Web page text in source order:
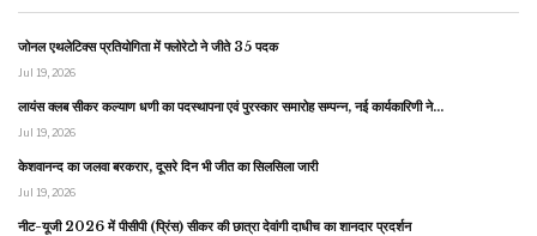
जोनल एथलेटिक्स प्रतियोगिता में फ्लोरेटो ने जीते 35 पदक
Jul 19, 2026
लायंस क्लब सीकर कल्याण धणी का पदस्थापना एवं पुरस्कार समारोह सम्पन्न, नई कार्यकारिणी ने…
Jul 19, 2026
केशवानन्द का जलवा बरकरार, दूसरे दिन भी जीत का सिलसिला जारी
Jul 19, 2026
नीट-यूजी 2026 में पीसीपी (प्रिंस) सीकर की छात्रा देवांगी दाधीच का शानदार प्रदर्शन